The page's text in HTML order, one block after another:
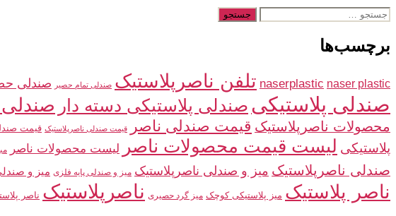
جستجوی
برچسب‌ها
naserplastic naser plastic تلفن ناصرپلاستیک صندلی تمام حصیر صندلی
صندلی پلاستیکی صندلی پلاستیکی دسته دار صندلی
محصولات ناصرپلاستیک قیمت صندلی ناصر قیمت صندلی ناصرپلاستیک قیمت
پلاستیکی لیست قیمت محصولات ناصر لیست محصولات ناصر
صندلی ناصرپلاستیک میز و صندلی ناصرپلاستیک میز و صندلی پایه فلزی میز و
ناصر پلاستیک میز پلاستیکی کوچک میز گرد حصیری ناصرپلاستیک ناصر